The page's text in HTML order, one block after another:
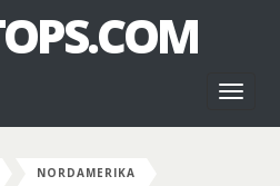
NORDAMERIKA